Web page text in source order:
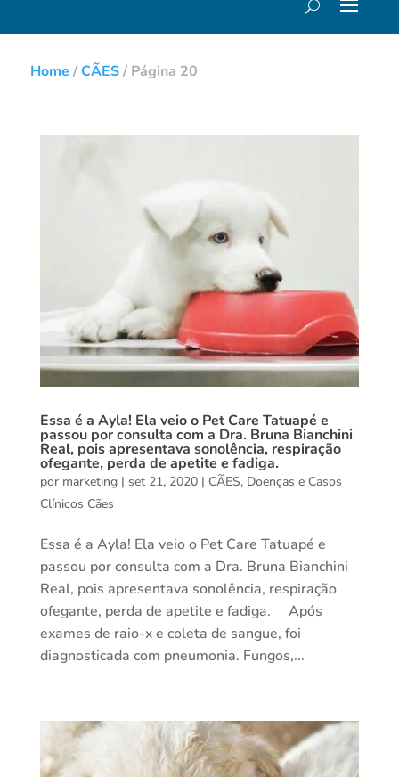
Home /CÃES/ Página 20
Essa é a Ayla! Ela veio o Pet Care Tatuapé e
passou por consulta com a Dra. Bruna Bianchini
Real, pois apresentava sonolência, respiração
ofegante, perda de apetite e fadiga.
por marketing| set 21, 2020| CÃES, Doenças e Casos
Clínicos Cães
Essa é a Ayla! Ela veio o Pet Care Tatuapé e
passou por consulta com a Dra. Bruna Bianchini
Real, pois apresentava sonolência, respiração
ofegante, perda de apetite e fadiga. ⠀ Após
exames de raio-x e coleta de sangue, foi
diagnosticada com pneumonia. Fungos,...